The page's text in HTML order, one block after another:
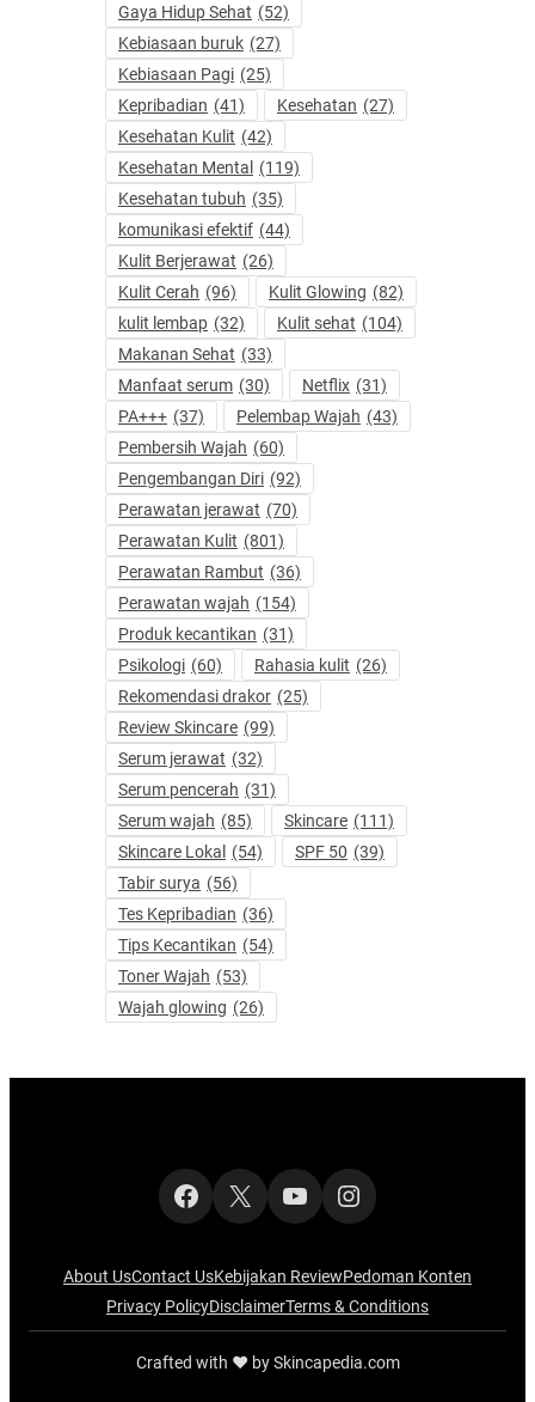
Gaya Hidup Sehat (52)
Kebiasaan buruk (27)
Kebiasaan Pagi (25)
Kepribadian (41) Kesehatan (27)
Kesehatan Kulit (42)
Kesehatan Mental
(119)
Kesehatan tubuh (35)
komunikasi efektif (44)
Kulit Berjerawat (26)
Kulit Cerah (96) Kulit Glowing (82)
kulit lembap (32) Kulit sehat (104)
Makanan Sehat (33)
Manfaat serum (30) Netflix (31)
PA+++ (37) Pelembap Wajah (43)
Pembersih Wajah (60)
Pengembangan Diri (92)
Perawatan jerawat (70)
Perawatan Kulit (801)
Perawatan Rambut (36)
Perawatan wajah (154)
Produk kecantikan (31)
Psikologi (60) Rahasia kulit (26)
Rekomendasi drakor (25)
Review Skincare (99)
Serum jerawat (32)
Serum pencerah (31)
Serum wajah (85) Skincare (111)
Skincare Lokal
(54) SPF 50 (39)
Tabir surya (56)
Tes Kepribadian (36)
Tips Kecantikan (54)
Toner Wajah (53)
Wajah glowing (26)
Facebook
X YouTubeInstagram
About UsContact UsKebijakan ReviewPedoman Konten
Privacy PolicyDisclaimerTerms & Conditions
Crafted with ‪‪❤︎‬ by Skincapedia.com